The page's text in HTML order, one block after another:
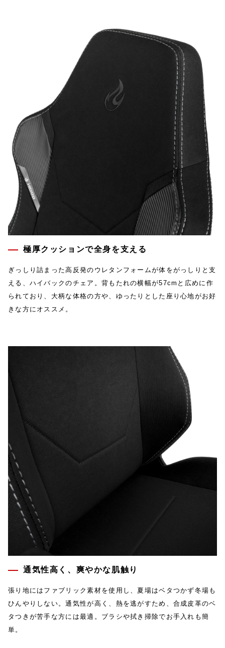
極厚クッションで全身を支える
ぎっしり詰まった高反発のウレタンフォームが体をがっしりと支
える、ハイバックのチェア。背もたれの横幅が57cmと広めに作
られており、大柄な体格の方や、ゆったりとした座り心地がお好
きな方にオススメ。
通気性高く、爽やかな肌触り
張り地にはファブリック素材を使用し、夏場はベタつかず冬場も
ひんやりしない。通気性が高く、熱を逃がすため、合成皮革のベ
タつきが苦手な方には最適。ブラシや拭き掃除でお手入れも簡
単。